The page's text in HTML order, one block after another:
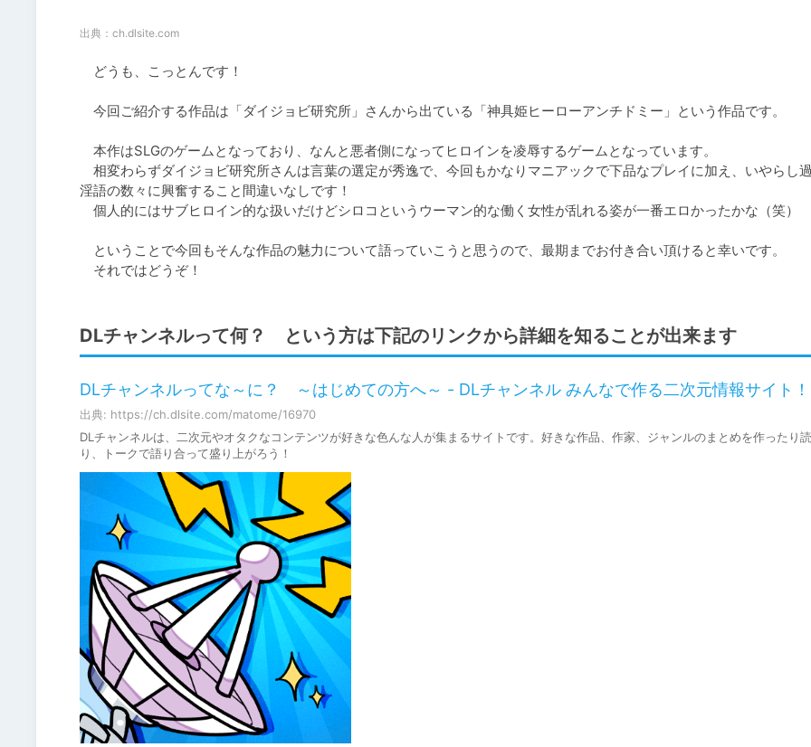
出典： ch.dlsite.com
どうも、こっとんです！
今回ご紹介する作品は「ダイジョビ研究所」さんから出ている「神具姫ヒーローアンチドミー」という作品です。
本作はSLGのゲームとなっており、なんと悪者側になってヒロインを凌辱するゲームとなっています。
相変わらずダイジョビ研究所さんは言葉の選定が秀逸で、今回もかなりマニアックで下品なプレイに加え、いやらし
淫語の数々に興奮すること間違いなしです！
個人的にはサブヒロイン的な扱いだけどシロコというウーマン的な働く女性が乱れる姿が一番エロかったかな（笑）
ということで今回もそんな作品の魅力について語っていこうと思うので、最期までお付き合い頂けると幸いです。
それではどうぞ！
DLチャンネルって何？ という方は下記のリンクから詳細を知ることが出来ます
DLチャンネルってな～に？ ～はじめての方へ～ - DLチャンネル みんなで作る二次元情報サイト！
出典: https://ch.dlsite.com/matome/16970
DLチャンネルは、二次元やオタクなコンテンツが好きな色んな人が集まるサイトです。好きな作品、作家、ジャンルのまとめを作ったり
り、トークで語り合って盛り上がろう！